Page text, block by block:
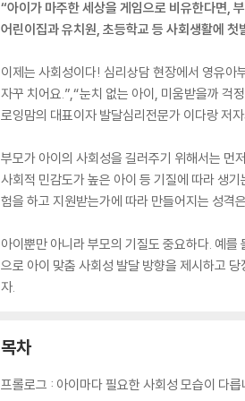
“아이가 마주한 세상을 게임으로 비유한다면,
어린이집과 유치원, 초등학교 등 사회생활에
이제는 사회성이다! 심리상담 현장에서 영유아
자꾸 치어요.”,“눈치 없는 아이, 미움받을까 걱
로잉맘의 대표이자 발달심리전문가 이다랑 저
부모가 아이의 사회성을 길러주기 위해서는 먼
사회적 민감도가 높은 아이 등 기질에 따라 생
험을 하고 지원받는가에 따라 만들어지는 성격
아이뿐만 아니라 부모의 기질도 중요하다. 예
으로 아이 맞춤 사회성 발달 방향을 제시하고
자.
목차
프롤로그 : 아이마다 필요한 사회성 모습이 다릅